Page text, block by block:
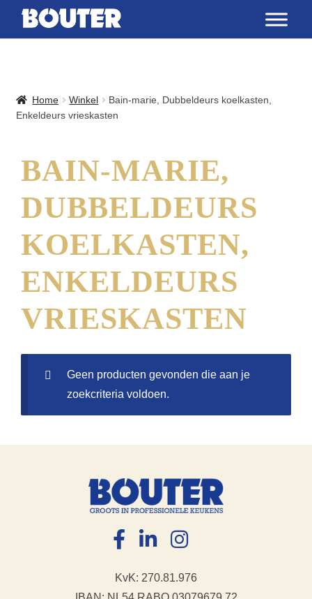
Home Winkel
Bain-marie, Dubbeldeurs koelkasten,
Enkeldeurs vrieskasten
BAIN-MARIE,
DUBBELDEURS
KOELKASTEN,
ENKELDEURS
VRIESKASTEN
Geen producten gevonden die aan je
zoekcriteria voldoen.
KvK: 270.81.976